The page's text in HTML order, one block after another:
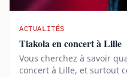
ACTUALITÉS
Tiakola en concert à Lille
Vous cherchez à savoir
concert à Lille, et surtout